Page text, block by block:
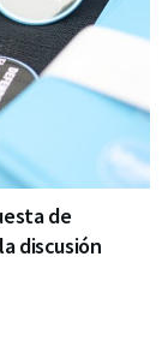
de
discusión